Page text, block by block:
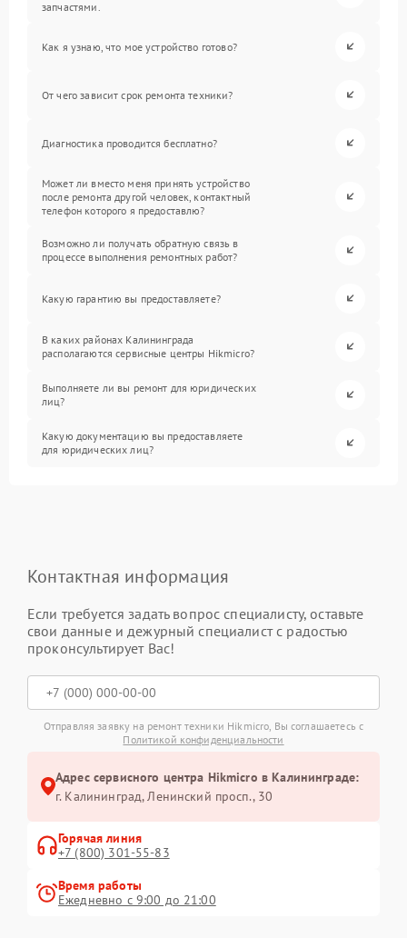
запчастями.
Как я узнаю, что мое устройство готово?
От чего зависит срок ремонта техники?
Диагностика проводится бесплатно?
Может ли вместо меня принять устройство
после ремонта другой человек, контактный
телефон которого я предоставлю?
Возможно ли получать обратную связь в
процессе выполнения ремонтных работ?
Какую гарантию вы предоставляете?
В каких районах Калининграда
располагаются сервисные центры Hikmicro?
Выполняете ли вы ремонт для юридических
лиц?
Какую документацию вы предоставляете
для юридических лиц?
Контактная информация
Если требуется задать вопрос специалисту, оставьте
свои данные и дежурный специалист с радостью
проконсультирует Вас!
Отправляя заявку на ремонт техники Hikmicro, Вы соглашаетесь с
Политикой конфиденциальности
Адрес сервисного центра Hikmicro в Калининграде:
г. Калининград, Ленинский просп., 30
Горячая линия
+7 (800) 301-55-83
Время работы
Ежедневно с 9:00 до 21:00